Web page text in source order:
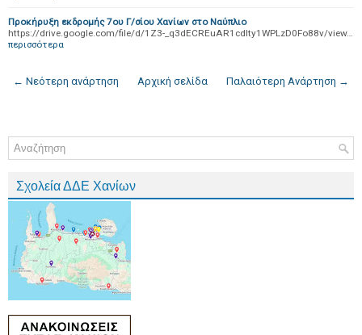
Προκήρυξη εκδρομής 7ου Γ/σίου Χανίων στο Ναύπλιο
https://drive.google.com/file/d/1Z3-_q3dECREuAR1cdIty1WPLzD0Fo88v/view…
περισσότερα
← Νεότερη ανάρτηση Παλαιότερη Ανάρτηση →
Αρχική σελίδα
Σχολεία ΔΔΕ Χανίων